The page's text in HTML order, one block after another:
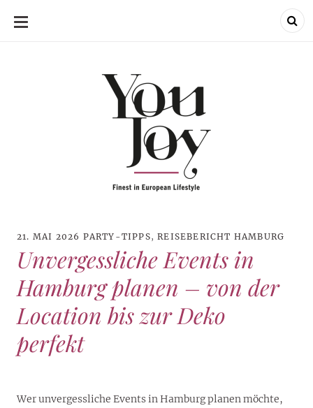
SKIP
21. MAI 2026 PARTY-TIPPS,REISEBERICHT HAMBURG
Unvergessliche Events in
Hamburg planen – von der
Location bis zur Deko
perfekt
Wer unvergessliche Events in Hamburg planen möchte,